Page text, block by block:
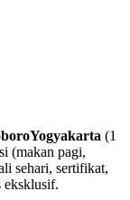
(1
(makan pagi,
sehari, sertifikat,
eksklusif.